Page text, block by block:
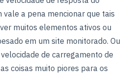
vale a pena mencionar que tais
muitos elementos ativos ou
em um site monitorado. Ou
de carregamento de
coisas muito piores para os